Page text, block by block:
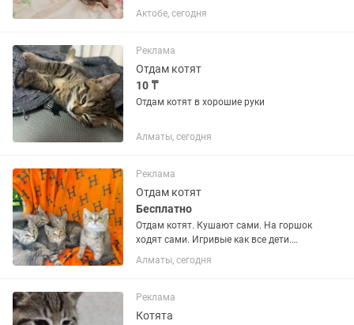
лоток причины
Актобе, сегодня
Реклама
Отдам котят
10 ₸
Отдам котят в хорошие руки
Алматы, сегодня
Реклама
Отдам котят
Бесплатно
Отдам котят. Кушают сами. На горшок
ходят сами. Игривые как все дети.
Мурлыкают. От паразитов
обработаны.
Алматы, сегодня
Реклама
Котята